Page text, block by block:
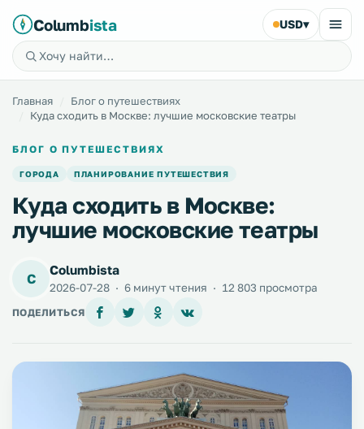
Columbista USD▾
Главная
Блог о путешествиях
Куда сходить в Москве: лучшие московские театры
БЛОГ О ПУТЕШЕСТВИЯХ
ГОРОДА ПЛАНИРОВАНИЕ ПУТЕШЕСТВИЯ
Куда сходить в Москве:
лучшие московские театры
C
Columbista
2026-07-28 · 6 минут чтения · 12 803 просмотра
ПОДЕЛИТЬСЯ